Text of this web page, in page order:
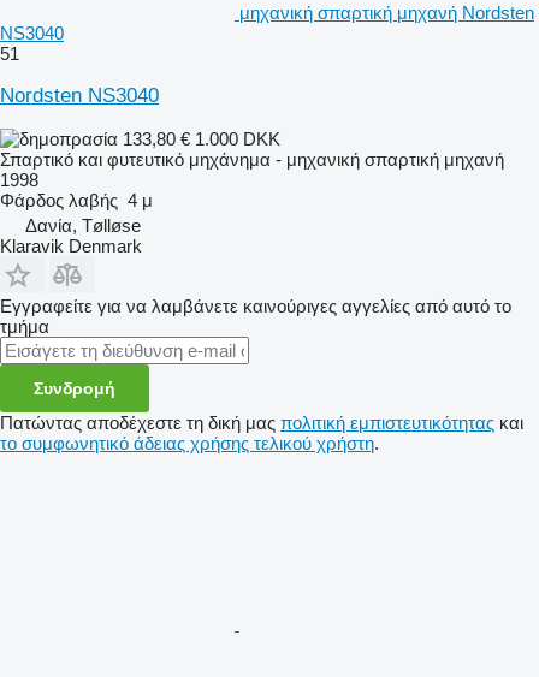
μηχανική σπαρτική μηχανή Nordsten
NS3040
51
Nordsten NS3040
133,80 € 1.000 DKK
Σπαρτικό και φυτευτικό μηχάνημα - μηχανική σπαρτική μηχανή
1998
Φάρδος λαβής 4 μ
Δανία, Tølløse
Klaravik Denmark
Εγγραφείτε για να λαμβάνετε καινούριγες αγγελίες από αυτό το
τμήμα
Συνδρομή
Πατώντας αποδέχεστε τη δική μας πολιτική εμπιστευτικότητας και
το συμφωνητικό άδειας χρήσης τελικού χρήστη.